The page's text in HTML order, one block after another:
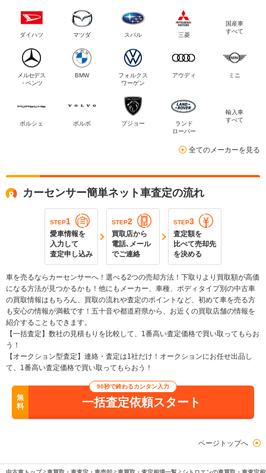
ダイハツ マツダ スバル 三菱
国産車
すべて
メルセデス
・ベンツ
BMW
フォルクス
ワーゲン
アウディ ミニ
ポルシェ ボルボ プジョー
ランド
ローバー
輸入車
すべて
全てのメーカーを見る
カーセンサー簡単ネット車査定の流れ
STEP1
愛車情報を
入力して
査定申し込み
STEP2
買取店から
電話､メール
でご連絡
STEP3
査定額を
比べて売却先
を決める
車を売るならカーセンサーへ！選べる2つの売却方法！下取りより買取額が高価
になる方法が見つかるかも！他にもメーカー、車種、ボディタイプ別の中古車
の買取情報はもちろん、買取の流れや査定のポイントなど、初めて車を売る方
も安心の情報が満載です！五十音や都道府県から、お近くの買取店舗の情報を
紹介することもできます。
【一括査定】数社の見積もりを比較して、1番高い査定価格で買い取ってもらお
う！
【オークション型査定】連絡・査定は1社だけ！オークションにお任せ出品し
て、1番高い査定価格で買い取ってもらおう！
無
料
90秒で終わるカンタン入力
一括査定依頼スタート
ページトップへ